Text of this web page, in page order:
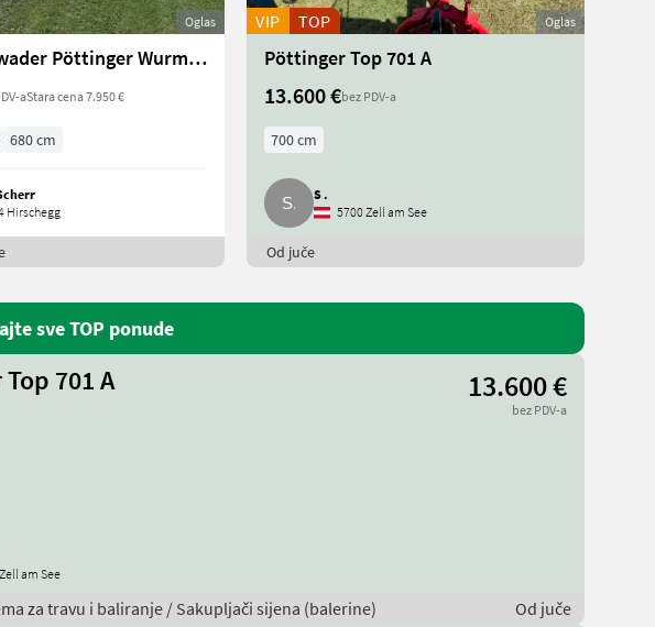
Oglas
Doppelschwader Pöttinger Wurmschwader 691A
aStara cena 7.950 €
680 cm
Hirschegg
Oglas
VIP TOP
Pöttinger Top 701 A
13.600 €bez PDV-a
700 cm
S .
5700 Zell am See
Od juče
sve TOP ponude
701 A 13.600 €
bez PDV-a
am See
za travu i baliranje / Sakupljači sijena (balerine) Od juče